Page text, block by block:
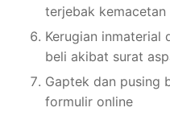
terjebak
Kerugian inmaterial
beli akibat surat
Gaptek dan pusing
formulir online